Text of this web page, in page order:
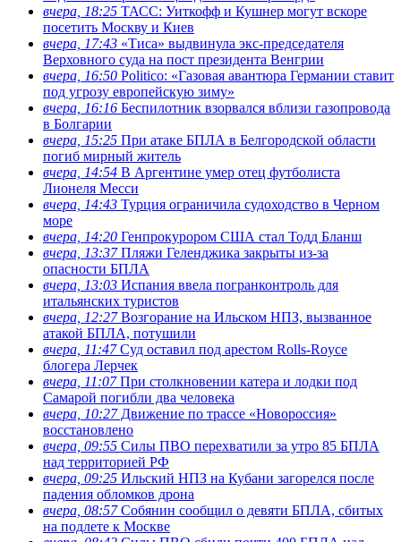
вчера, 18:25 ТАСС: Уиткофф и Кушнер могут вскоре
посетить Москву и Киев
вчера, 17:43 «Тиса» выдвинула экс-председателя
Верховного суда на пост президента Венгрии
вчера, 16:50 Politico: «Газовая авантюра Германии ставит
под угрозу европейскую зиму»
вчера, 16:16 Беспилотник взорвался вблизи газопровода
в Болгарии
вчера, 15:25 При атаке БПЛА в Белгородской области
погиб мирный житель
вчера, 14:54 В Аргентине умер отец футболиста
Лионеля Месси
вчера, 14:43 Турция ограничила судоходство в Черном
море
вчера, 14:20 Генпрокурором США стал Тодд Бланш
вчера, 13:37Пляжи Геленджика закрыты из-за
опасности БПЛА
вчера, 13:03 Испания ввела погранконтроль для
итальянских туристов
вчера, 12:27Возгорание на Ильском НПЗ, вызванное
атакой БПЛА, потушили
вчера, 11:47Суд оставил под арестом Rolls-Royce
блогера Лерчек
вчера, 11:07При столкновении катера и лодки под
Самарой погибли два человека
вчера, 10:27Движение по трассе «Новороссия»
восстановлено
вчера, 09:55 Силы ПВО перехватили за утро 85 БПЛА
над территорией РФ
вчера, 09:25 Ильский НПЗ на Кубани загорелся после
падения обломков дрона
вчера, 08:57Собянин сообщил о девяти БПЛА, сбитых
на подлете к Москве